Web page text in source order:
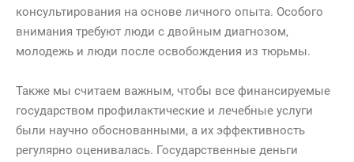
консультирования на основе личного опыта. Особого
внимания требуют люди с двойным диагнозом,
молодежь и люди после освобождения из тюрьмы.
Также мы считаем важным, чтобы все финансируемые
государством профилактические и лечебные услуги
были научно обоснованными, а их эффективность
регулярно оценивалась. Государственные деньги